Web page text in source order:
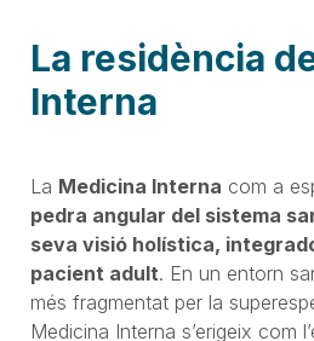
La residència
Interna
La Medicina Interna com a
pedra angular del sistema
seva visió holística,
pacient adult. En un entorn
més fragmentat per la
Medicina Interna s’erigeix com